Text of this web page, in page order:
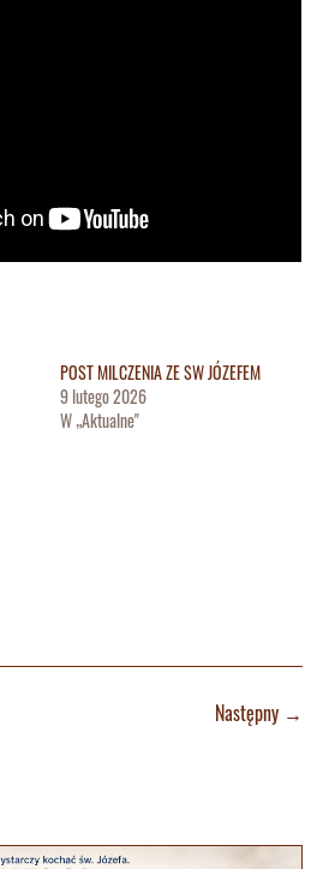
POST MILCZENIA ZE SW JÓZEFEM
9 lutego 2026
W „Aktualne"
Następny→